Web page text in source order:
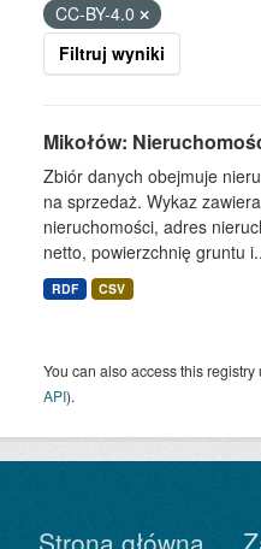
CC-BY-4.0
Filtruj wyniki
Mikołów:
Zbiór danych obejmuje
na sprzedaż. Wykaz
nieruchomości, adres
netto, powierzchnię gruntu
RDF CSV
You can also access this registry
API).
Strona główna